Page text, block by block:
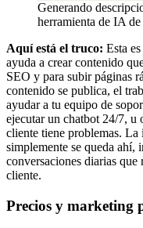
Generando
herramienta de IA de
Aquí está el truco: Esta
ayuda a crear contenido
SEO y para subir páginas
contenido se publica, el
ayudar a tu equipo de
ejecutar un chatbot 24/7, u
cliente tiene problemas.
simplemente se queda ahí,
conversaciones diarias
cliente.
Precios y marketing